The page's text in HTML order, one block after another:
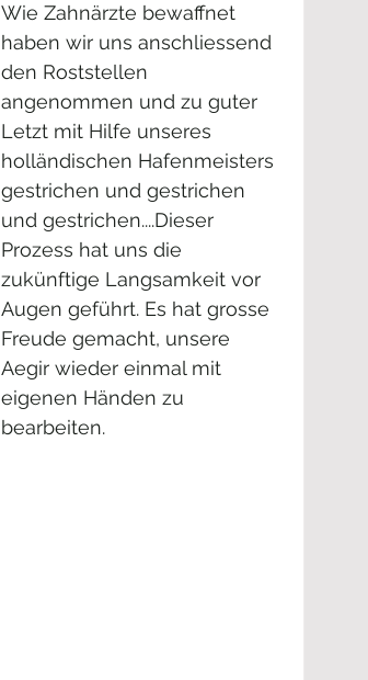
Wie Zahnärzte bewaffnet
haben wir uns anschliessend
den Roststellen
angenommen und zu guter
Letzt mit Hilfe unseres
holländischen Hafenmeisters
gestrichen und gestrichen
und gestrichen....Dieser
Prozess hat uns die
zukünftige Langsamkeit vor
Augen geführt. Es hat grosse
Freude gemacht, unsere
Aegir wieder einmal mit
eigenen Händen zu
bearbeiten.